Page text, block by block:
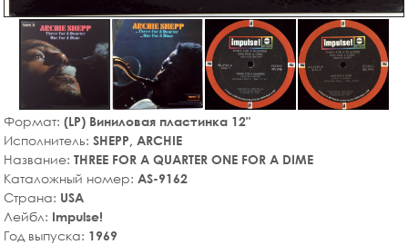
Формат: (LP) Виниловая пластинка 12"
Исполнитель: SHEPP, ARCHIE
Название: THREE FOR A QUARTER ONE FOR A DIME
Каталожный номер: AS-9162
Страна: USA
Лейбл: Impulse!
Год выпуска: 1969